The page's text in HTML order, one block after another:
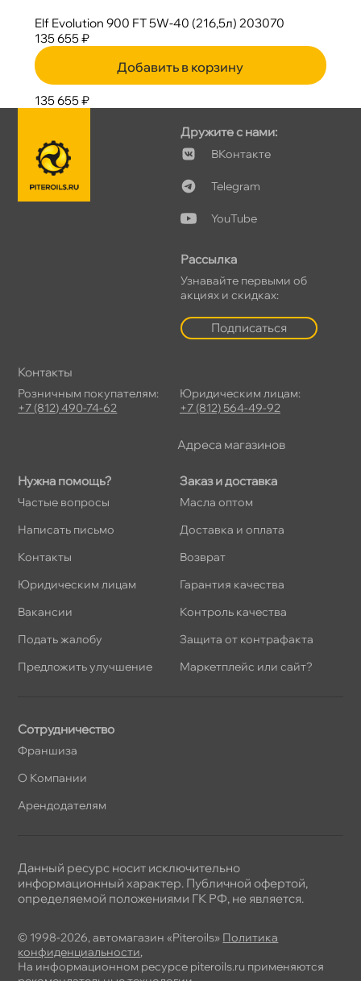
Elf Evolution 900 FT 5W-40 (216,5л) 203070
135 655 ₽
Добавить в корзину
135 655 ₽
Нужна помощь?
Частые вопросы
Написать письмо
Контакты
Юридическим лицам
акансии
Подать жалобу
Предложить улучшение
Заказ и доставка
Масла оптом
Доставка и оплата
озврат
Гарантия качества
Контроль качества
Защита от контрафакта
Маркетплейс или сайт?
Дружите с нами:
Контакте
Telegram
YouTube
Рассылка
Узнавайте первыми о
акциях и скидках:
Подписаться
Сотрудничество
Франшиза
О Компании
Арендодателям
Контакты
Розничным покупателям:
+7 (812) 490-74-62
Юридическим лицам:
+7 (812) 564-49-92
Адреса магазино
© 1998-2026, автомагазин «Piteroils» Политика
конфиденциальности,
На информационном ресурсе piteroils.ru применяются
Данный ресурс носит исключительно
информационный характер. Публичной офертой,
определяемой положениями ГК РФ, не является.